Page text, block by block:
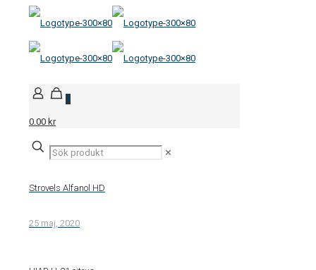
0
0.00 kr
✕
Strovels Alfanol HD
25 maj, 2020